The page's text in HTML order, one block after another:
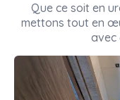
Que ce soit en
mettons tout en
avec